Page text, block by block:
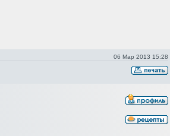
06 Мар 2013 15:28